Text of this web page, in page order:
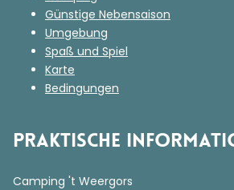
Günstige Nebensaison
Umgebung
Spaß und Spiel
Karte
Bedingungen
Praktische
Camping 't Weergors